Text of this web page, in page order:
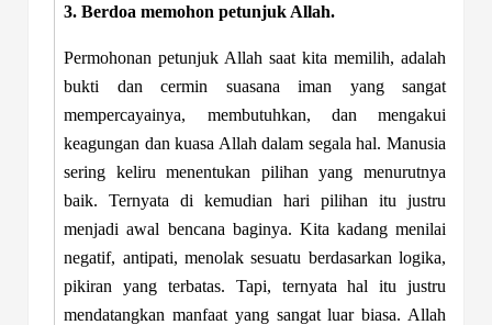
3. Berdoa memohon petunjuk Allah.
Permohonan petunjuk Allah saat kita memilih, adalah
bukti dan cermin suasana iman yang sangat
mempercayainya, membutuhkan, dan mengakui
keagungan dan kuasa Allah dalam segala hal. Manusia
sering keliru menentukan pilihan yang menurutnya
baik. Ternyata di kemudian hari pilihan itu justru
menjadi awal bencana baginya. Kita kadang menilai
negatif, antipati, menolak sesuatu berdasarkan logika,
pikiran yang terbatas. Tapi, ternyata hal itu justru
mendatangkan manfaat yang sangat luar biasa. Allah